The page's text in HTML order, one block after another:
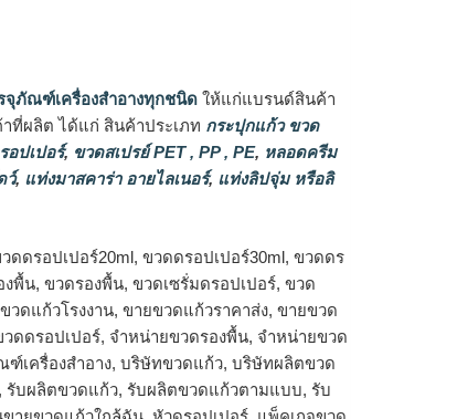
ภัณฑ์เครื่องสำอางทุกชนิด ให้แก่แบรนด์สินค้า
าที่ผลิต ได้แก่ สินค้าประเภท กระปุกแก้ว ขวด
อปเปอร์, ขวดสเปรย์ PET , PP , PE, หลอดครีม
ว์, แท่งมาสคาร่า อายไลเนอร์, แท่งลิปจุ่ม หรือลิ
ดรอปเปอร์20ml, ขวดดรอปเปอร์30ml, ขวดดร
พื้น, ขวดรองพื้น, ขวดเซรั่มดรอปเปอร์, ขวด
ดแก้วโรงงาน, ขายขวดแก้วราคาส่ง, ขายขวด
ดดรอปเปอร์, จำหน่ายขวดรองพื้น, จำหน่ายขวด
เครื่องสำอาง, บริษัทขวดแก้ว, บริษัทผลิตขวด
รับผลิตขวดแก้ว, รับผลิตขวดแก้วตามแบบ, รับ